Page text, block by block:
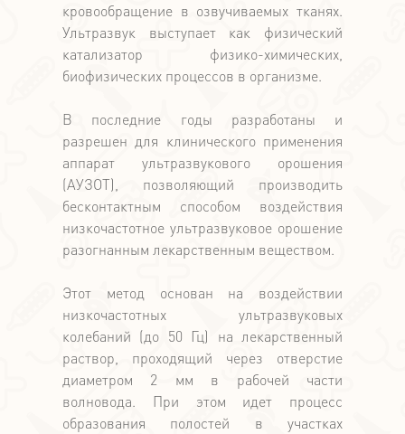
кровообращение в озвучиваемых тканях.
Ультразвук выступает как физический
катализатор физико-химических,
биофизических процессов в организме.
В последние годы разработаны и
разрешен для клинического применения
аппарат ультразвукового орошения
(АУЗОТ), позволяющий производить
бесконтактным способом воздействия
низкочастотное ультразвуковое орошение
разогнанным лекарственным веществом.
Этот метод основан на воздействии
низкочастотных ультразвуковых
колебаний (до 50 Гц) на лекарственный
раствор, проходящий через отверстие
диаметром 2 мм в рабочей части
волновода. При этом идет процесс
образования полостей в участках